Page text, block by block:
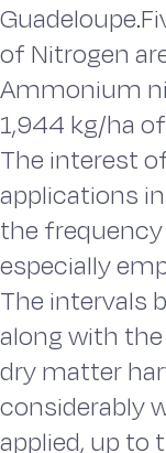
of Nitrogen
Ammonium
1,944 kg/ha
The interest
applications
the
especially
The intervals
along with
dry matter
considerably
applied, up to